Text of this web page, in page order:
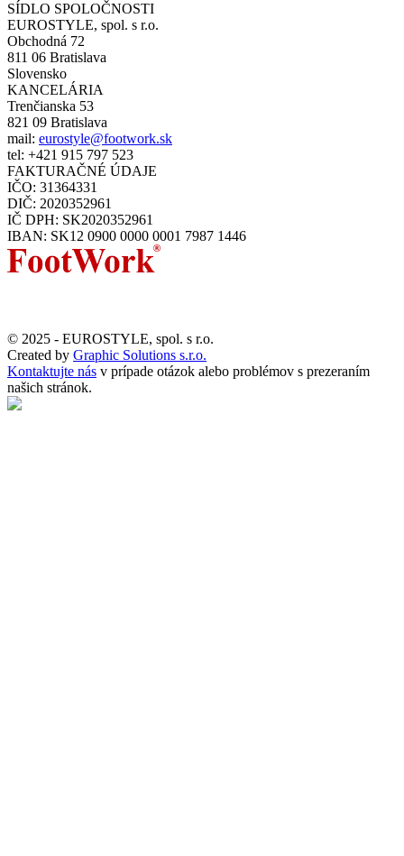
SÍDLO SPOLOČNOSTI
EUROSTYLE, spol. s r.o.
Obchodná 72
811 06 Bratislava
Slovensko
KANCELÁRIA
Trenčianska 53
821 09 Bratislava
mail: eurostyle@footwork.sk
tel: +421 915 797 523
FAKTURAČNÉ ÚDAJE
IČO: 31364331
DIČ: 2020352961
IČ DPH: SK2020352961
IBAN: SK12 0900 0000 0001 7987 1446
© 2025 - EUROSTYLE, spol. s r.o.
Created by Graphic Solutions s.r.o.
Kontaktujte nás v prípade otázok alebo problémov s prezeraním
našich stránok.